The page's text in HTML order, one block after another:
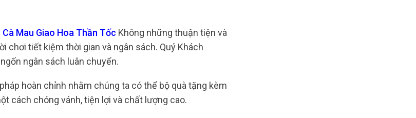
Mau Giao Hoa Thần Tốc Không những thuận tiện và
chơi tiết kiệm thời gian và ngân sách. Quý Khách
ngân sách luân chuyển.
hoàn chỉnh nhằm chúng ta có thể bộ quà tặng kèm
cách chóng vánh, tiện lợi và chất lượng cao.